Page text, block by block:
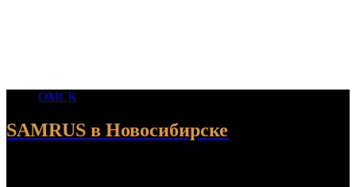
ОМСК
SAMRUS в Новосибирске